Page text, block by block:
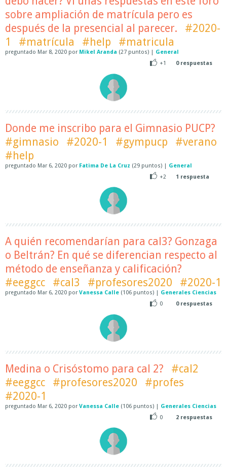
sobre ampliación de matrícula pero es
después de la presencial al parecer.
#2020-
1
#matrícula #help #matricula
preguntado Mar 8, 2020 por Mikel Aranda (27 puntos) | General
+1
0respuestas
Donde me inscribo para el Gimnasio PUCP?
#gimnasio
#2020-1 #gympucp
#verano
#help
preguntado Mar 6, 2020 por Fatima De La Cruz (29 puntos) | General
+2
1 respuesta
A quién recomendarían para cal3? Gonzaga
o Beltrán? En qué se diferencian respecto al
método de enseñanza y calificación?
#eeggcc
#cal3 #profesores2020 #2020-1
preguntado Mar 6, 2020 por Vanessa Calle (106 puntos) | Generales Ciencias
0
0respuestas
Medina o Crisóstomo para cal 2?
#cal2
#eeggcc
#profesores2020
#profes
#2020-1
preguntado Mar 6, 2020 por Vanessa Calle (106 puntos) | Generales Ciencias
0
2 respuestas